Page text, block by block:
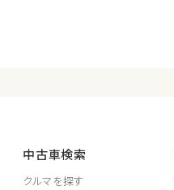
中古車検索
クルマを探す